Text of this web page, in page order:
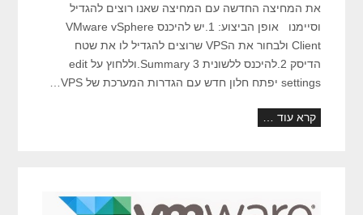
את המחיצה החדשה עם המחיצה שאנו רוצים להגדיל
וסיימנו אופן הביצוע: 1.יש להיכנס VMware vSphere
Client ולבחור את הVPS שרוצים להגדיל לו את שטח
הדיסק 2.להיכנס ללשונית Summary 3.וללחוץ על edit
settings יפתח חלון חדש עם הגדרות המערכת של VPS…
קרא עוד …